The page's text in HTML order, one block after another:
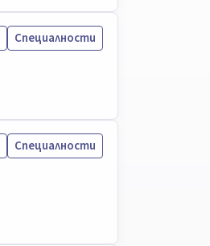
Специалности
Специалности